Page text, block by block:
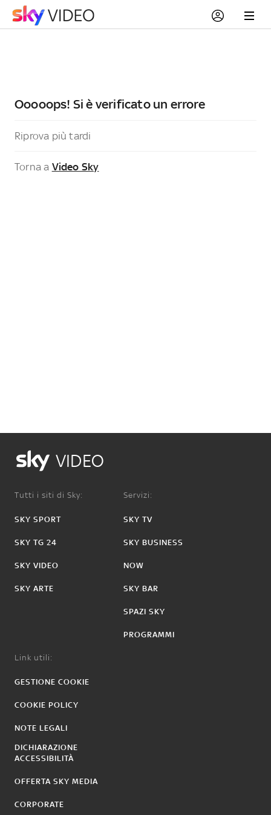
Ooooops! Si è verificato un errore
Riprova più tardi
Torna a Video Sky
VIDEO
Tutti i siti di Sky:
SKY SPORT
SKY TG 24
SKY VIDEO
SKY ARTE
Servizi:
SKY TV
SKY BUSINESS
NOW
SKY BAR
SPAZI SKY
PROGRAMMI
Link utili:
GESTIONE COOKIE
COOKIE POLICY
NOTE LEGALI
DICHIARAZIONE
ACCESSIBILITÀ
OFFERTA SKY MEDIA
CORPORATE